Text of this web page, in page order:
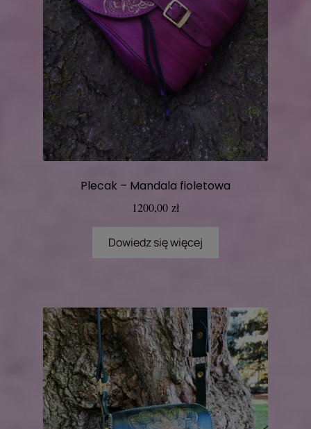
Plecak – Mandala fioletowa
1200,00 zł
Dowiedz się więcej